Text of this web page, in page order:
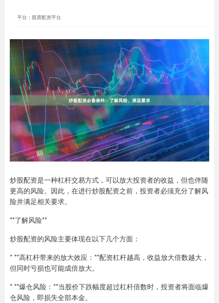
平台：股票配资平台
炒股配资是一种杠杆交易方式，可以放大投资者的收益，但也伴随
更高的风险。因此，在进行炒股配资之前，投资者必须充分了解风
险并满足相关要求。
**了解风险**
炒股配资的风险主要体现在以下几个方面：
* **高杠杆带来的放大效应：**配资杠杆越高，收益放大倍数越大，
但同时亏损也可能成倍放大。
* **爆仓风险：**当股价下跌幅度超过杠杆倍数时，投资者将面临爆
仓风险，即损失全部本金。